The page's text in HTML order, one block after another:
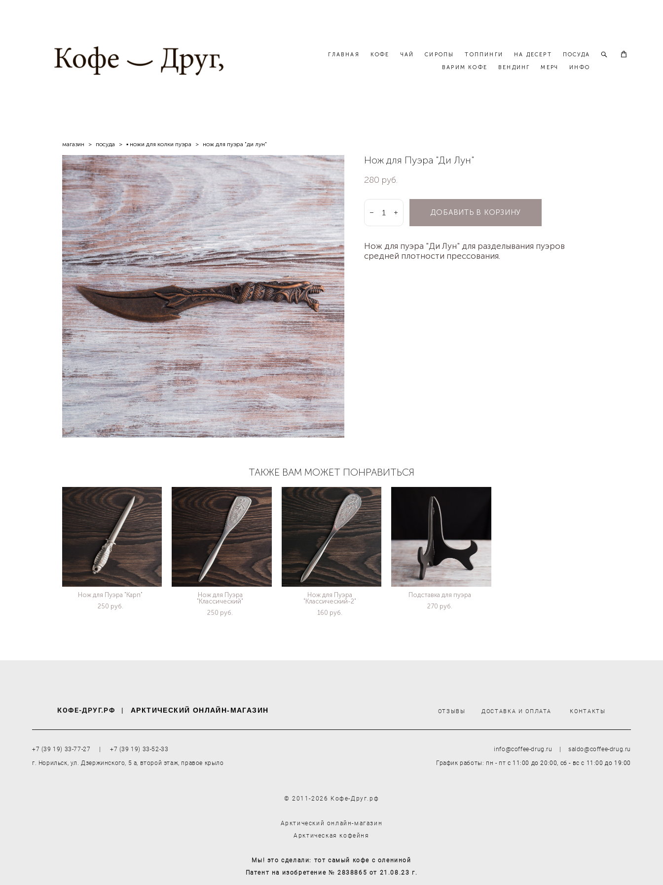
ГЛАВНАЯ КОФЕ ЧАЙ СИРОПЫ ТОППИНГИ НА ДЕСЕРТ
ПОСУДА
ВАРИМ КОФЕ
ВЕНДИНГ МЕРЧ ИНФО
магазин > посуда > ▪ ножи для колки пуэра > нож для пуэра "ди лун"
Нож для Пуэра "Ди Лун"
280 pуб.
ДОБАВИТЬ В КОРЗИНУ
Нож для пуэра "Ди Лун" для разделывания пуэров
средней плотности прессования.
ТАКЖЕ ВАМ МОЖЕТ ПОНРАВИТЬСЯ
Нож для Пуэра "Карп"
250 pуб.
Нож для Пуэра
"Классический"
250 pуб.
Нож для Пуэра
"Классический-2"
160 pуб.
Подставка для пуэра
270 pуб.
КОФЕ-ДРУГ.РФ | АРКТИЧЕСКИЙ ОНЛАЙН-МАГАЗИН ОТЗЫВЫ ДОСТАВКА И ОПЛАТА КОНТАКТЫ
+7 (39 19) 33-77-27 | +7 (39 19) 33-52-33
г. Норильск, ул. Дзержинского, 5 а, второй этаж, правое крыло
info@coffee-drug.ru | saldo@coffee-drug.ru
График работы: пн - пт с 11:00 до 20:00, сб - всс 11:00 до 19:00
© 2011-2026 Кофе-Друг.рф
Арктический онлайн-магазин
Арктическая кофейня
Мы! это сделали: тот самый кофе с олениной
Патент на изобретение № 2838865 от 21.08.23 г.